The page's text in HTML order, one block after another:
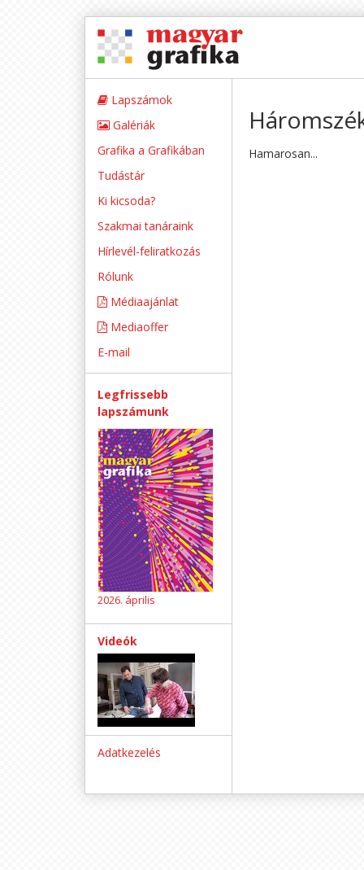
Hamarosan...
Lapszámok
Galériák
Grafika a Grafikában
Tudástár
Ki kicsoda?
Szakmai tanáraink
Hírlevél-feliratkozás
Rólunk
Médiaajánlat
Mediaoffer
E-mail
Legfrissebb
lapszámunk
2026. április
Videók
Adatkezelés